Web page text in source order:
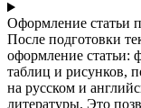
Оформление статьи
После подготовки
оформление статьи:
таблиц и рисунков,
на русском и
литературы. Это